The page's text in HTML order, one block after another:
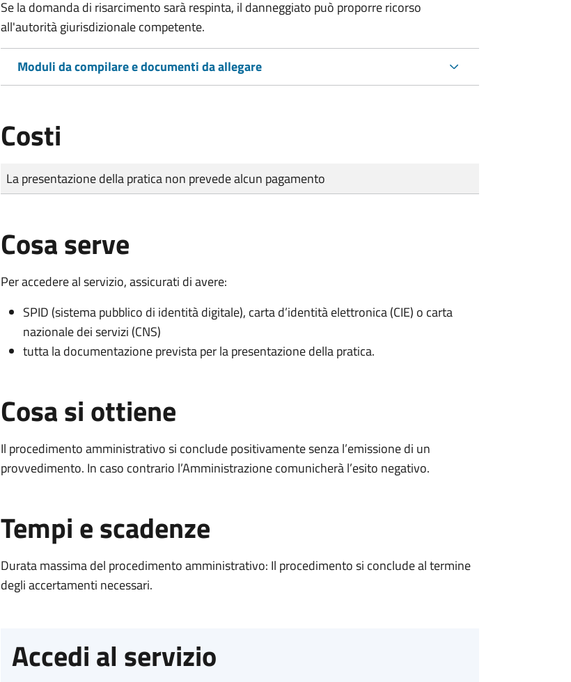
Se la domanda di risarcimento sarà respinta, il danneggiato può proporre ricorso
all'autorità giurisdizionale competente.
Moduli da compilare e documenti da allegare
Costi
Tipo di pagamento
Importo
La presentazione della pratica non prevede alcun pagamento
Cosa serve
Per accedere al servizio, assicurati di avere:
SPID (sistema pubblico di identità digitale), carta d’identità elettronica (CIE) o carta
nazionale dei servizi (CNS)
tutta la documentazione prevista per la presentazione della pratica.
Cosa si ottiene
Il procedimento amministrativo si conclude positivamente senza l’emissione di un
provvedimento. In caso contrario l’Amministrazione comunicherà l’esito negativo.
Tempi e scadenze
Durata massima del procedimento amministrativo: Il procedimento si conclude al termine
degli accertamenti necessari.
Accedi al servizio